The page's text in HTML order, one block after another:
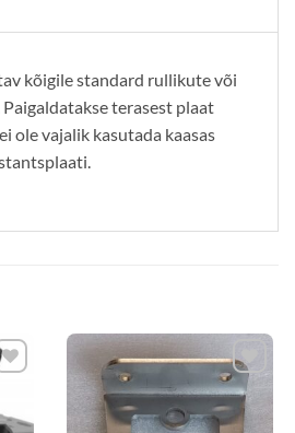
kõigile standard rullikute või
terasest plaat
ole vajalik kasutada kaasas
Lisa
soovide
nimekirja